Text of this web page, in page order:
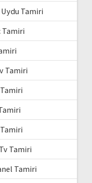
Tamiri
Tamiri
Tamiri
Tamiri
Tamiri